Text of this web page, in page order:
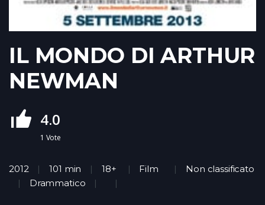
IL MONDO DI ARTHUR
NEWMAN
4.0
1 Vote
2012 101 min 18+ Film
Non classificato
Drammatico